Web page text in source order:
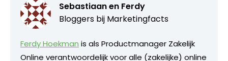
Sebastiaan en Ferdy
Bloggers bij Marketingfacts
Ferdy Hoekman is als Productmanager Zakelijk
Online verantwoordelijk voor alle (zakelijke) online